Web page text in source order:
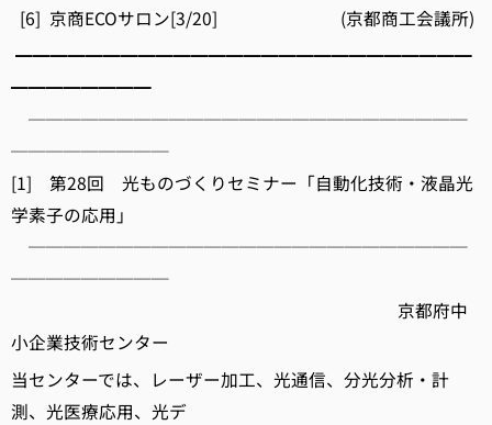
[6] 京商ECOサロン[3/20] (京都商工会議所)
━━━━━━━━━━━━━━━━━━━━━━━━━━
━━━━━━━━
─────────────────────────
─────────
[1] 第28回 光ものづくりセミナー「自動化技術・液晶光
学素子の応用」
─────────────────────────
─────────
京都府中
小企業技術センター
当センターでは、レーザー加工、光通信、分光分析・計
測、光医療応用、光デ